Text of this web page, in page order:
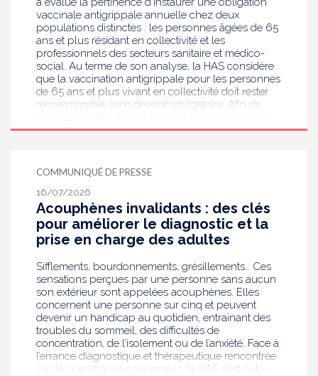
vaccinale antigrippale annuelle chez deux
populations distinctes : les personnes âgées de 65
ans et plus résidant en collectivité et les
professionnels des secteurs sanitaire et médico-
social. Au terme de son analyse, la HAS considère
que la vaccination antigrippale pour les personnes
de 65 ans et plus vivant en collectivité doit rester
recommandée sans devenir obligatoire. Afin de
recommande en revanche la mise en place d’une
pour les autres professionnels travaillant dans les
établissements de santé ou dans les
établissements médicaux sociaux hébergeant des
personnes âgées, en contact avec des personnes à
risque de grippe sévère, avec un déploiement
prioritaire en Ehpad et en USLD.
COMMUNIQUÉ DE PRESSE
16/07/2026
Acouphènes invalidants : des clés
pour améliorer le diagnostic et la
prise en charge des adultes
Sifflements, bourdonnements, grésillements… Ces
sensations perçues par une personne sans aucun
son extérieur sont appelées acouphènes. Elles
concernent une personne sur cinq et peuvent
devenir un handicap au quotidien, entrainant des
troubles du sommeil, des difficultés de
concentration, de l’isolement ou de l’anxiété. Face à
l’errance diagnostique et thérapeutique rencontrée
par les personnes concernées, la HAS s’est auto-